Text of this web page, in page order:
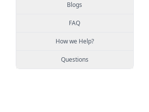
Blogs
FAQ
How we Help?
Questions